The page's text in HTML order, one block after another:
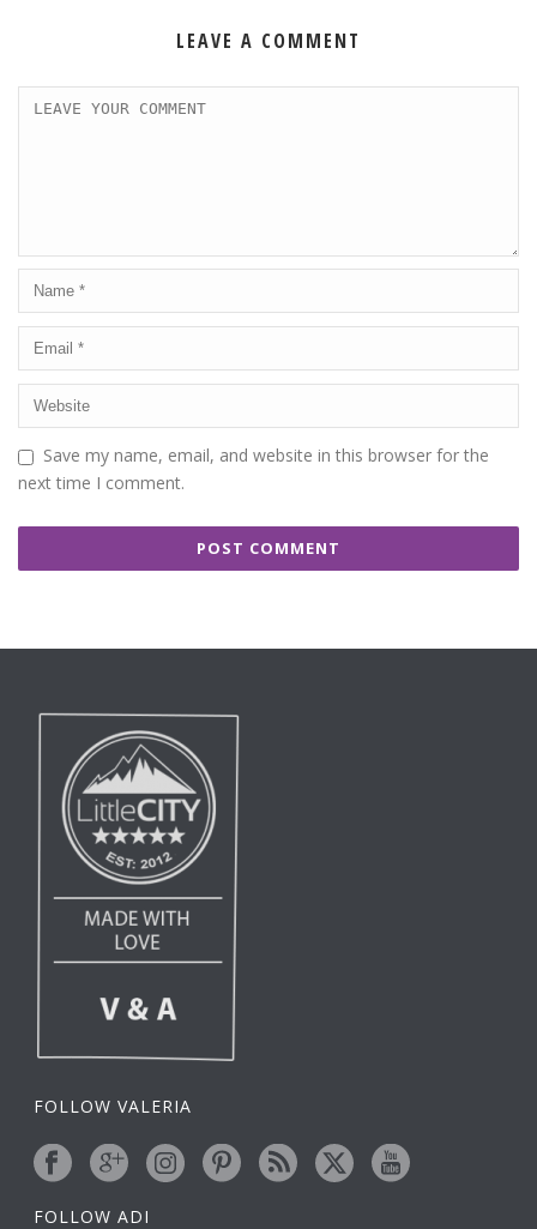
LEAVE A COMMENT
Save my name, email, and website in this browser for the
next time I comment.
FOLLOW VALERIA
FOLLOW ADI